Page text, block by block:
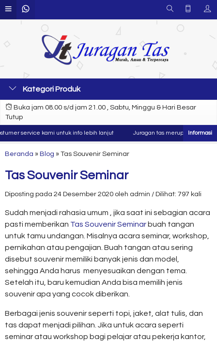
Kategori Produk
Buka jam 08.00 s/d jam 21.00 , Sabtu, Minggu & Hari Besar
Tutup
service kami untuk info lebih lanjut Juragan tas merupakan produsen
Beranda » Blog » Tas Souvenir Seminar
Tas Souvenir Seminar
Diposting pada 24 Desember 2020 oleh admin / Dilihat: 797 kali
Sudah menjadi rahasia umum , jika saat ini sebagian acara
pasti memberikan Tas Souvenir Seminar buah tangan
untuk tamu undangan. Misalnya acara seminar, workshop,
pernikahan atau pengajian. Buah tangan atau sering
disebut souvenir memiliki banyak jenis dan model,
sehingga Anda harus menyesuaikan dengan tema.
Setelah itu, baru kemudian Anda bisa memilih jenis
souvenir apa yang cocok diberikan.
Berbagai jenis souvenir seperti topi, jaket, alat tulis, dan
tas dapat menjadi pilihan. Jika untuk acara seperti
seminar atau workshop bagi pelajar atau pekerja kantor,